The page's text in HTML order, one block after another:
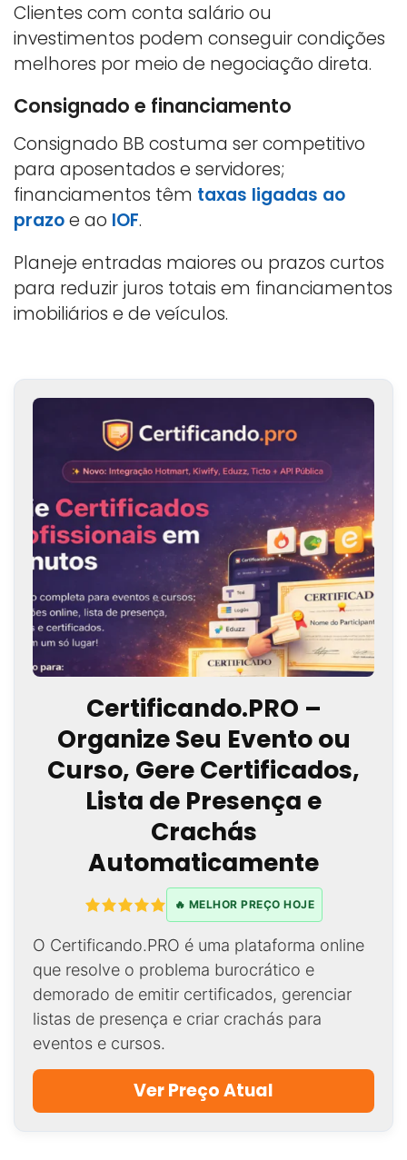
Clientes com conta salário ou
investimentos podem conseguir condições
melhores por meio de negociação direta.
Consignado e financiamento
Consignado BB costuma ser competitivo
para aposentados e servidores;
financiamentos têm taxas ligadas ao
prazoe ao IOF.
Planeje entradas maiores ou prazos curtos
para reduzir juros totais em financiamentos
imobiliários e de veículos.
Certificando.PRO –
Organize Seu Evento ou
Curso, Gere Certificados,
Lista de Presença e
Crachás
Automaticamente
🔥 MELHOR PREÇO HOJE
O Certificando.PRO é uma plataforma online
que resolve o problema burocrático e
demorado de emitir certificados, gerenciar
listas de presença e criar crachás para
eventos e cursos.
Ver Preço Atual